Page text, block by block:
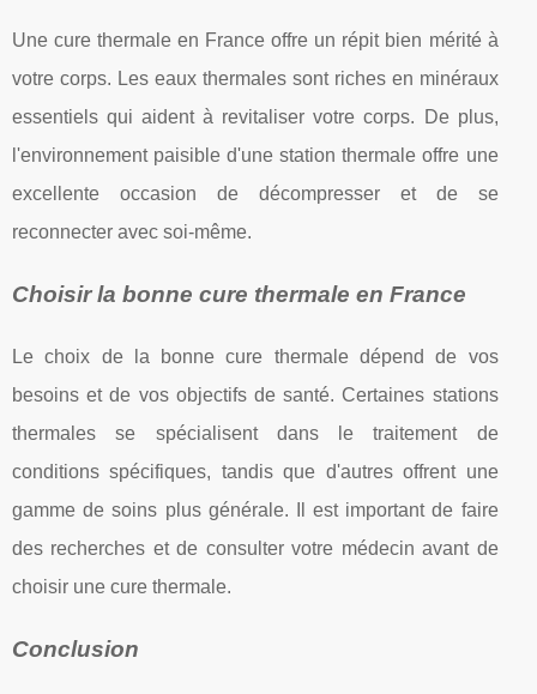
Une cure thermale en France offre un répit bien mérité à
votre corps. Les eaux thermales sont riches en minéraux
essentiels qui aident à revitaliser votre corps. De plus,
l'environnement paisible d'une station thermale offre une
excellente occasion de décompresser et de se
reconnecter avec soi-même.
Choisir la bonne cure thermale en France
Le choix de la bonne cure thermale dépend de vos
besoins et de vos objectifs de santé. Certaines stations
thermales se spécialisent dans le traitement de
conditions spécifiques, tandis que d'autres offrent une
gamme de soins plus générale. Il est important de faire
des recherches et de consulter votre médecin avant de
choisir une cure thermale.
Conclusion